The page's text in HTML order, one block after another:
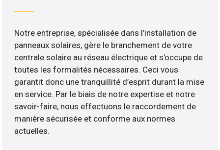
Notre entreprise, spécialisée dans l’installation de
panneaux solaires, gère le branchement de votre
centrale solaire au réseau électrique et s’occupe de
toutes les formalités nécessaires. Ceci vous
garantit donc une tranquillité d’esprit durant la mise
en service. Par le biais de notre expertise et notre
savoir-faire, nous effectuons le raccordement de
manière sécurisée et conforme aux normes
actuelles.